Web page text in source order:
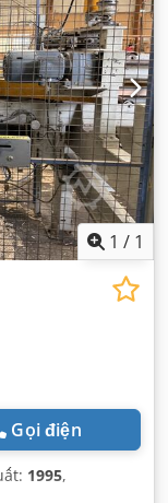
1 / 1
Gọi điện
1995,